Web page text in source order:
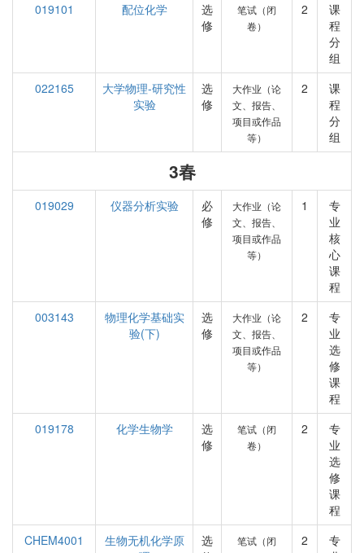
019101
配位化学
选
修
笔试（闭
卷）
2
课
程
分
组
022165
大学物理-研究性
实验
选
修
大作业（论
文、报告、
项目或作品
等）
2
课
程
分
组
3春
019029 仪器分析实验
必
修
大作业（论
文、报告、
项目或作品
等）
1
专
业
核
心
课
程
003143
物理化学基础实
验(下)
选
修
大作业（论
文、报告、
项目或作品
等）
2
专
业
选
修
课
程
019178
化学生物学
选
修
笔试（闭
卷）
2
专
业
选
修
课
程
CHEM4001
生物无机化学原
选
笔试（闭
2
专